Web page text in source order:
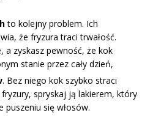
to kolejny problem. Ich
że fryzura traci trwałość.
a zyskasz pewność, że kok
stanie przez cały dzień,
. Bez niego kok szybko straci
fryzury, spryskaj ją lakierem, który
się włosów.